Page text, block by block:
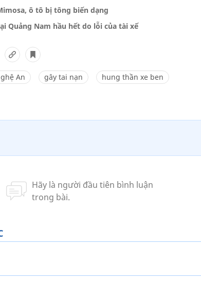
ô tô bị tông biến dạng
Quảng Nam hầu hết do lỗi của tài xế
An gây tai nạn hung thần xe ben